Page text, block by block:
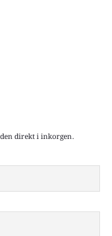
direkt i inkorgen.